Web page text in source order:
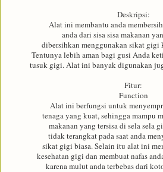
Deskripsi:
Alat ini membantu anda
anda dari sisa sisa makanan
dibersihkan menggunakan sikat gigi
Tentunya lebih aman bagi gusi Anda
tusuk gigi. Alat ini banyak digunakan
Fitur:
Function
Alat ini berfungsi untuk
tenaga yang kuat, sehingga mampu
makanan yang tersisa di sela sela
tidak terangkat pada saat anda
sikat gigi biasa. Selain itu alat ini
kesehatan gigi dan membuat nafas
karena mulut anda terbebas dari